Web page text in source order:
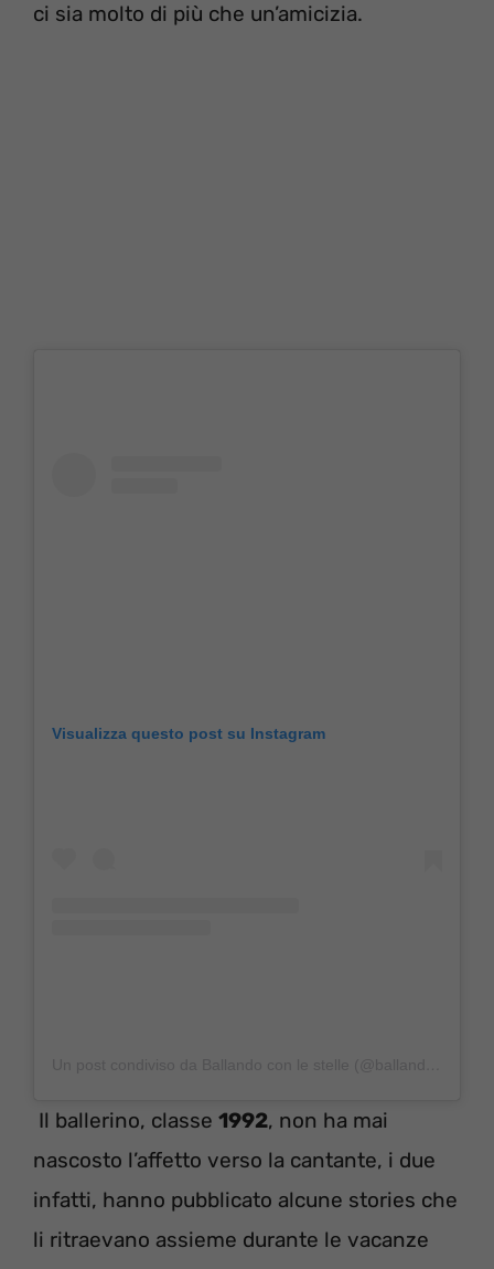
ci sia molto di più che un’amicizia.
Visualizza questo post su Instagram
Il ballerino, classe 1992, non ha mai
nascosto l’affetto verso la cantante, i due
infatti, hanno pubblicato alcune stories che
li ritraevano assieme durante le vacanze